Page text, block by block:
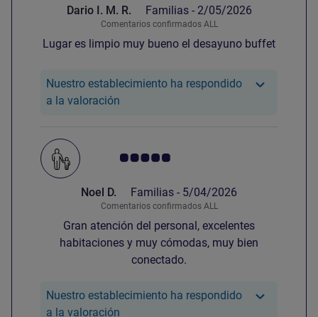
Dario I. M. R. Familias - 2/05/2026
Comentarios confirmados ALL
Lugar es limpio muy bueno el desayuno buffet
Nuestro establecimiento ha respondido
a la valoración
Nota de clientes de Avis 5.0/5
Noel D. Familias - 5/04/2026
Comentarios confirmados ALL
Gran atención del personal, excelentes
habitaciones y muy cómodas, muy bien
conectado.
Nuestro establecimiento ha respondido
a la valoración